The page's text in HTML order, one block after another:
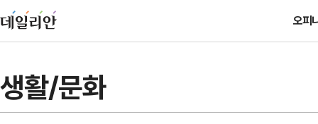
오피
생활/문화